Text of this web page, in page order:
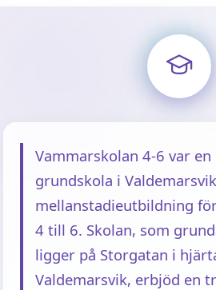
Vammarskolan 4-6 var
grundskola i
mellanstadieutbildning
4 till 6. Skolan, som
ligger på Storgatan i
Valdemarsvik, erbjöd en